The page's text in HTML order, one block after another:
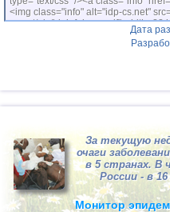
49 Польша
<img class="info" alt="idp-cs.net"
cs.net/pix/idpinfok_sm.gif" width=88
Дата
За текущую
очаги
в 5 странах. В
России - в 16
Монитор